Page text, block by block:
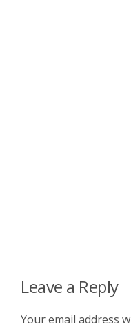
Leave a Reply
Your email address